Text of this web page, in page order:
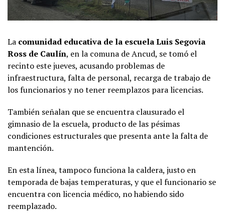
La comunidad educativa de la escuela Luis Segovia
Ross de Caulín, en la comuna de Ancud, se tomó el
recinto este jueves, acusando problemas de
infraestructura, falta de personal, recarga de trabajo de
los funcionarios y no tener reemplazos para licencias.
También señalan que se encuentra clausurado el
gimnasio de la escuela, producto de las pésimas
condiciones estructurales que presenta ante la falta de
mantención.
En esta línea, tampoco funciona la caldera, justo en
temporada de bajas temperaturas, y que el funcionario se
encuentra con licencia médico, no habiendo sido
reemplazado.